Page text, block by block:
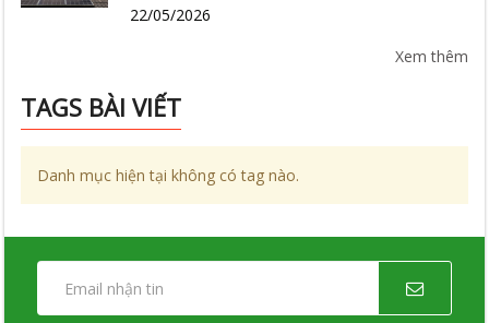
22/05/2026
Xem thêm
TAGS BÀI VIẾT
Danh mục hiện tại không có tag nào.